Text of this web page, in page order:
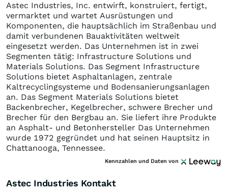
Astec Industries, Inc. entwirft, konstruiert, fertigt,
vermarktet und wartet Ausrüstungen und
Komponenten, die hauptsächlich im Straßenbau und
damit verbundenen Bauaktivitäten weltweit
eingesetzt werden. Das Unternehmen ist in zwei
Segmenten tätig: Infrastructure Solutions und
Materials Solutions. Das Segment Infrastructure
Solutions bietet Asphaltanlagen, zentrale
Kaltrecyclingsysteme und Bodensanierungsanlagen
an. Das Segment Materials Solutions bietet
Backenbrecher, Kegelbrecher, schwere Brecher und
Brecher für den Bergbau an. Sie liefert ihre Produkte
an Asphalt- und Betonhersteller Das Unternehmen
wurde 1972 gegründet und hat seinen Hauptsitz in
Chattanooga, Tennessee.
Kennzahlen und Daten von
Astec Industries Kontakt